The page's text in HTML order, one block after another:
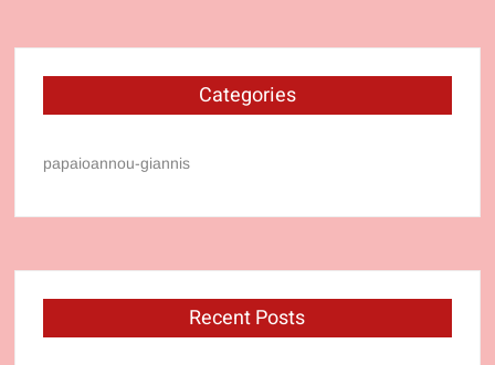
Categories
papaioannou-giannis
Recent Posts